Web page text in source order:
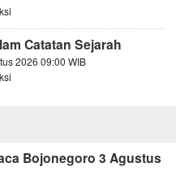
Catatan Sejarah
2026 09:00 WIB
Bojonegoro 3 Agustus